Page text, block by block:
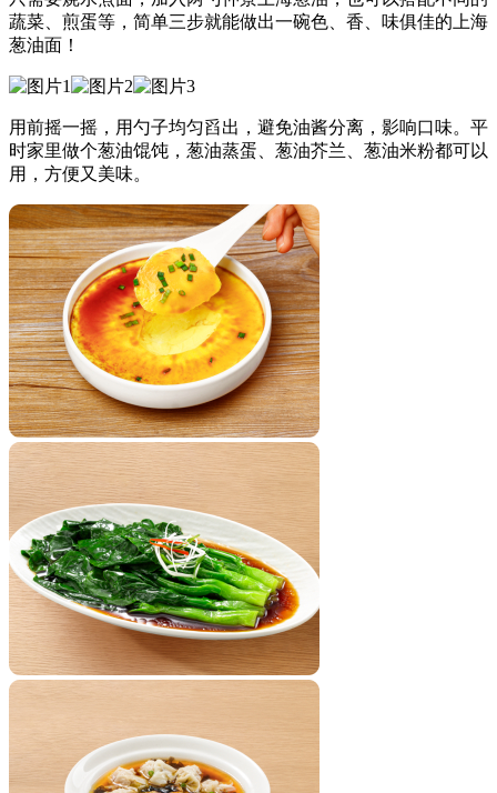
蔬菜、煎蛋等，简单三步就能做出一碗色、香、味俱佳的上海
葱油面！
用前摇一摇，用勺子均匀舀出，避免油酱分离，影响口味。平
时家里做个葱油馄饨，葱油蒸蛋、葱油芥兰、葱油米粉都可以
用，方便又美味。